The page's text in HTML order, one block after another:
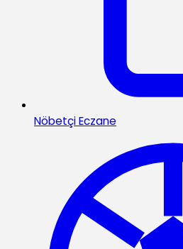
Nöbetçi Eczane